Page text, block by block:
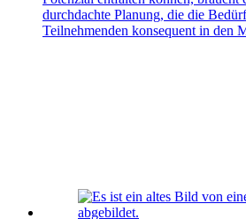
durchdachte Planung, die die
Teilnehmenden konsequent in den